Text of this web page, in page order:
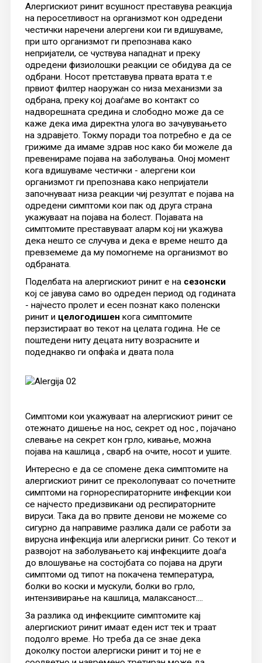
Алергискиот ринит всушност преставува реакција
на перосетливост на организмот кон одредени
честички наречени алергени кои ги вдишуваме,
при што организмот ги препознава како
непријатели, се чуствува нападнат и преку
одредени физиолошки реакции се обидува да се
одбрани. Носот претставува првата врата т.е
првиот филтер наоружан со низа механизми за
одбрана, преку кој доаѓаме во контакт со
надворешната средина и слободно може да се
каже дека има директна улога во зачувувањето
на здравјето. Токму поради тоа потребно е да се
грижиме да имаме здрав нос како би можеле да
превенираме појава на заболувања. Оној момент
кога вдишуваме честички - алергени кои
организмот ги препознава како непријатели
започнуваат низа реакции чиј резултат е појава на
одредени симптоми кои пак од друга страна
укажуваат на појава на болест. Појавата на
симптомите преставуваат аларм кој ни укажува
дека нешто се случува и дека е време нешто да
превземеме да му помогнеме на организмот во
одбраната.
Поделбата на алергискиот ринит е на сезонски
кој се јавува само во одреден период од годината
- најчесто пролет и есен познат како поленски
ринит и целогодишенкога симптомите
перзистираат во текот на целата годинa. Не се
поштедени ниту децата ниту возрасните и
подеднакво ги опфаќа и двата пола
Симптоми кои укажуваат на алергискиот ринит се
отежнато дишење на нос, секрет од нос , појачано
слевање на секрет кон грло, кивање, можна
појава на кашлица , сварб на очите, носот и ушите.
Интересно е да се спомене дека симптомите на
алергискиот ринит се преколопуваат со почетните
симптоми на горнореспираторните инфекции кои
се најчесто предизвикани од респираторните
вируси. Така да во првите денови не можеме со
сигурно да направиме разлика дали се работи за
вирусна инфекција или алергиски ринит. Со текот и
развојот на заболувањето кај инфекциите доаѓа
до влошување на состојбата со појава на други
симптоми од типот на покачена температура,
болки во коски и мускули, болки во грло,
интензивирање на кашлица, малаксаност....
За разлика од инфекциите симптомите кај
алергискиот ринит имаат еден ист тек и траат
подолго време. Но треба да се знае дека
доколку постои алергиски ринит и тој не е